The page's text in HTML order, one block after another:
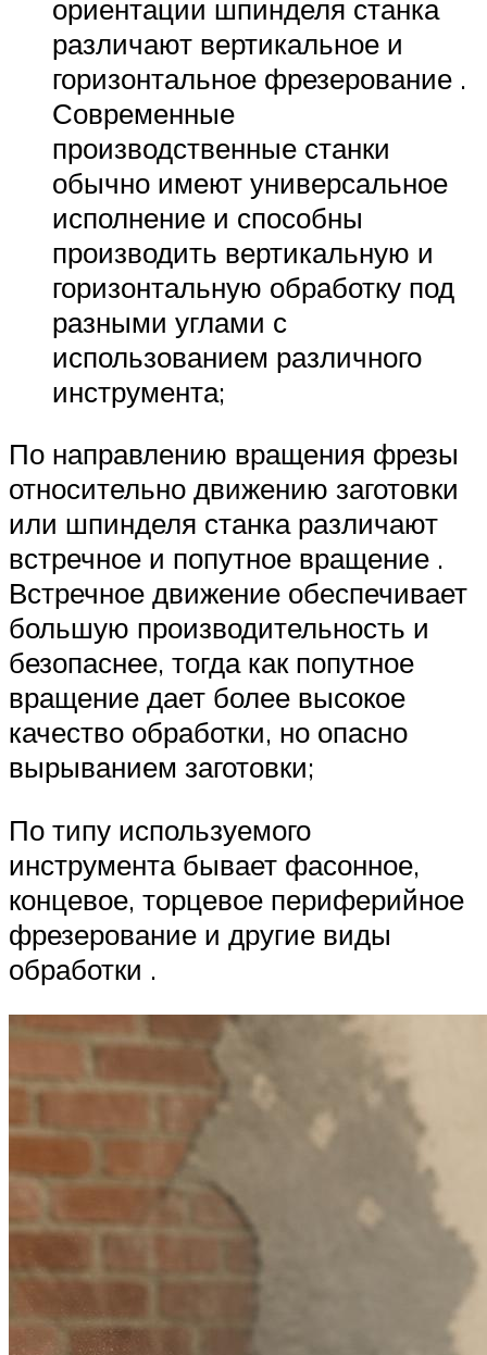
ориентации шпинделя станка
различают вертикальное и
горизонтальное фрезерование .
Современные
производственные станки
обычно имеют универсальное
исполнение и способны
производить вертикальную и
горизонтальную обработку под
разными углами с
использованием различного
инструмента;
По направлению вращения фрезы
относительно движению заготовки
или шпинделя станка различают
встречное и попутное вращение .
Встречное движение обеспечивает
большую производительность и
безопаснее, тогда как попутное
вращение дает более высокое
качество обработки, но опасно
вырыванием заготовки;
По типу используемого
инструмента бывает фасонное,
концевое, торцевое периферийное
фрезерование и другие виды
обработки .